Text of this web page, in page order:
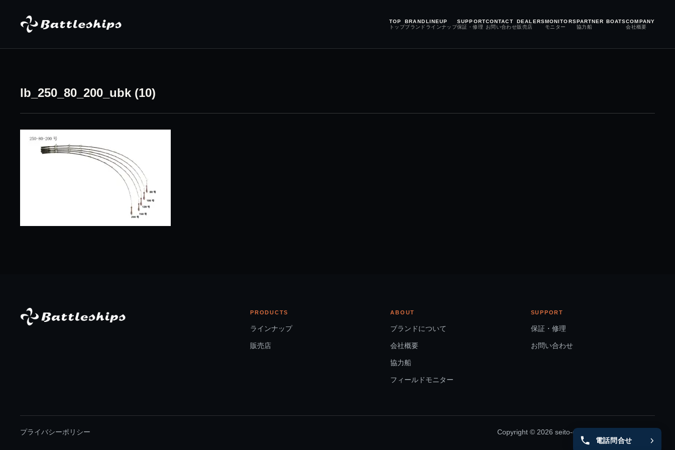
TOP
トップ
BRAND
ブランド
LINEUP
ラインナップ
SUPPORT
保証・修理
CONTACT
お問い合わせ
DEALERS
販売店
MONITORS
モニター
PARTNER BOATS
協力船
COMPANY
会社概要
lb_250_80_200_ubk (10)
PRODUCTS
ラインナップ
販売店
ABOUT
ブランドについて
会社概要
協力船
フィールドモニター
SUPPORT
保証・修理
お問い合わせ
プライバシーポリシー Copyright © 2026 seito-global All rights Reserved.
電話問合せ